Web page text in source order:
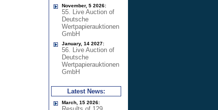
November, 5 2026:
55. Live Auction of
Deutsche
Wertpapierauktionen
GmbH
January, 14 2027:
56. Live Auction of
Deutsche
Wertpapierauktionen
GmbH
Latest News:
March, 15 2026: